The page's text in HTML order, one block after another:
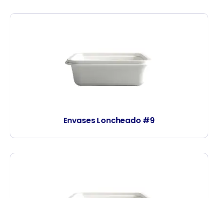
Envases Loncheado #9